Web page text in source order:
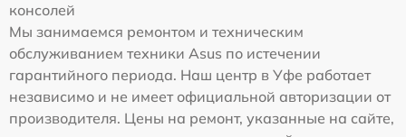
консолей
Мы занимаемся ремонтом и техническим
обслуживанием техники Asus по истечении
гарантийного периода. Наш центр в Уфе работает
независимо и не имеет официальной авторизации от
производителя. Цены на ремонт, указанные на сайте,